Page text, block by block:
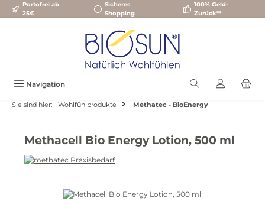
Zum Hauptinhalt springen
Portofrei ab
25€
Sicheres
Shopping
100% Geld-
Zurück**
Navigation
Sie sind hier: Wohlfühlprodukte Methatec - BioEnergy
Methacell Bio Energy Lotion, 500 ml
Bildergalerie überspringen